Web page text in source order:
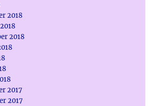
2018
2018
2017
2017